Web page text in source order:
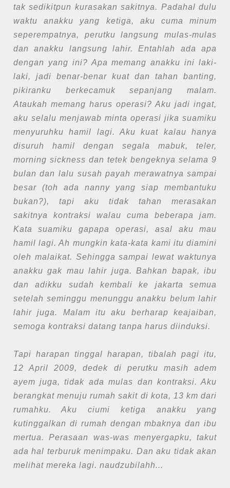
tak sedikitpun kurasakan sakitnya. Padahal dulu
waktu anakku yang ketiga, aku cuma minum
seperempatnya, perutku langsung mulas-mulas
dan anakku langsung lahir. Entahlah ada apa
dengan yang ini? Apa memang anakku ini laki-
laki, jadi benar-benar kuat dan tahan banting,
pikiranku berkecamuk sepanjang malam.
Ataukah memang harus operasi? Aku jadi ingat,
aku selalu menjawab minta operasi jika suamiku
menyuruhku hamil lagi. Aku kuat kalau hanya
disuruh hamil dengan segala mabuk, teler,
morning sickness dan tetek bengeknya selama 9
bulan dan lalu susah payah merawatnya sampai
besar (toh ada nanny yang siap membantuku
bukan?), tapi aku tidak tahan merasakan
sakitnya kontraksi walau cuma beberapa jam.
Kata suamiku gapapa operasi, asal aku mau
hamil lagi. Ah mungkin kata-kata kami itu diamini
oleh malaikat. Sehingga sampai lewat waktunya
anakku gak mau lahir juga. Bahkan bapak, ibu
dan adikku sudah kembali ke jakarta semua
setelah seminggu menunggu anakku belum lahir
lahir juga. Malam itu aku berharap keajaiban,
semoga kontraksi datang tanpa harus diinduksi.
Tapi harapan tinggal harapan, tibalah pagi itu,
12 April 2009, dedek di perutku masih adem
ayem juga, tidak ada mulas dan kontraksi. Aku
berangkat menuju rumah sakit di kota, 13 km dari
rumahku. Aku ciumi ketiga anakku yang
kutinggalkan di rumah dengan mbaknya dan ibu
mertua. Perasaan was-was menyergapku, takut
ada hal terburuk menimpaku. Dan aku tidak akan
melihat mereka lagi. naudzubilahh...